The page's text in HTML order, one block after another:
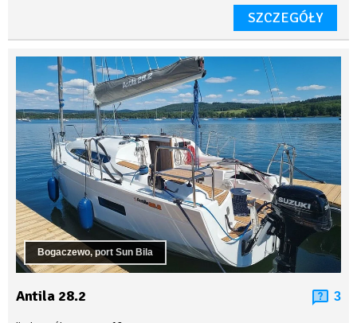
SZCZEGÓŁY
Bogaczewo, port Sun Bila
Antila 28.2 3